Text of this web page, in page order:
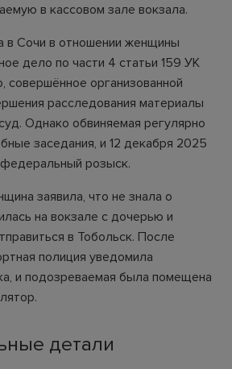
в кассовом зале вокзала.
в Сочи в отношении женщины
дело по части 4 статьи 159 УК
совершённое организованной
расследования материалы
Однако обвиняемая регулярно
заседания, и 12 декабря 2025
розыск.
заявила, что не знала о
на вокзале с дочерью и
в Тобольск. После
полиция уведомила
и подозреваемая была помещена
детали